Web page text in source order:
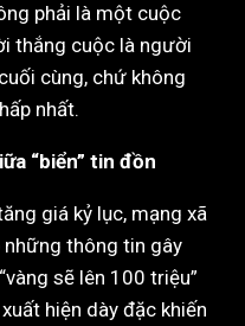
phải là một cuộc
thắng cuộc là người
cùng, chứ không
nhất.
“biển” tin đồn
giá kỷ lục, mạng xã
thông tin gây
sẽ lên 100 triệu”
hiện dày đặc khiến